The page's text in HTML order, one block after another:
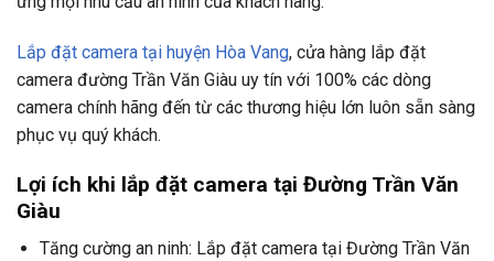
Lắp đặt camera tại huyện Hòa Vang, cửa hàng lắp đặt
camera đường Trần Văn Giàu uy tín với 100% các dòng
camera chính hãng đến từ các thương hiệu lớn luôn sẵn sàng
phục vụ quý khách.
Lợi ích khi lắp đặt camera tại Đường Trần Văn
Giàu
Tăng cường an ninh: Lắp đặt camera tại Đường Trần Văn